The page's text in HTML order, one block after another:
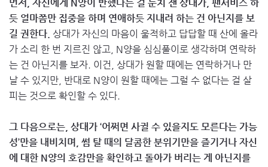
먼저, 자신에게 N양이 반했다는 걸 눈치 챈 상대가, 팬서비스 하
듯 얼마쯤만 집중을 하며 연애하듯 지내려 하는 건 아닌지를 보
길 권한다. 상대가 자신의 마음이 울적하고 답답할 때 산에 올라
가 소리 한 번 지르진 않고, N양을 심심풀이로 생각하며 연락하
는 건 아닌지를 보자. 이건, 상대가 원할 때에는 연락하거나 만
날 수 있지만, 반대로 N양이 원할 때에는 그럴 수 없다는 걸 살
피는 것으로 확인할 수 있다.
그 다음으로는, 상대가 ‘어쩌면 사귈 수 있을지도 모른다는 가능
성’만을 내비치며, 썸 탈 때의 달콤한 분위기만을 즐기거나 자신
에 대한 N양의 호감만을 확인하고 돌아가 버리는 게 아닌지를